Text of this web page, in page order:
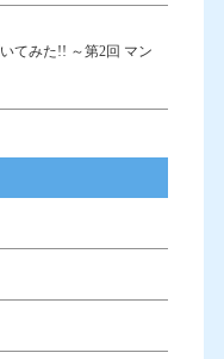
てみた!! ～第2回 マン